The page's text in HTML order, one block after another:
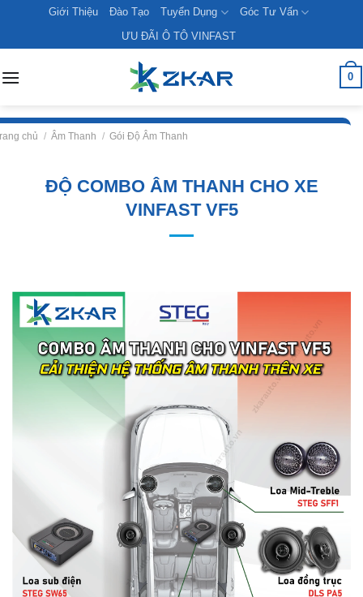
content
Giới Thiệu Đào Tạo Tuyển Dụng
Góc Tư Vấn
ƯU ĐÃI Ô TÔ VINFAST
0
chủ / Âm Thanh / Gói Độ Âm Thanh
ĐỘ COMBO ÂM THANH CHO XE
VINFAST VF5